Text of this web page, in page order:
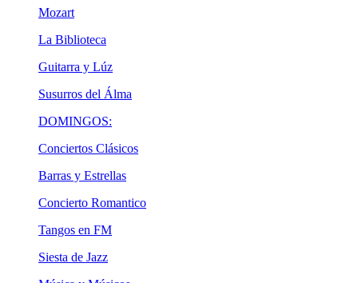
Mozart
La Biblioteca
Guitarra y Lúz
Susurros del Álma
DOMINGOS:
Conciertos Clásicos
Barras y Estrellas
Concierto Romantico
Tangos en FM
Siesta de Jazz